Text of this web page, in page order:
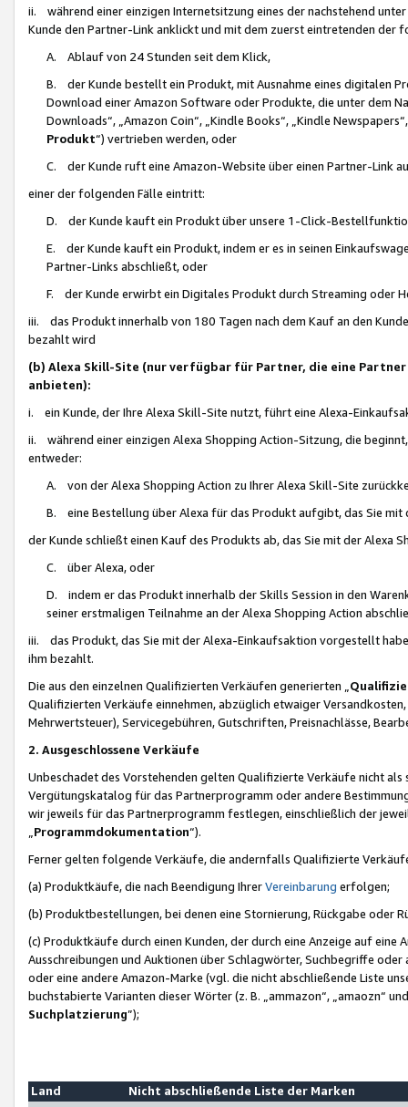
ii. während einer einzigen Internetsitzung eines der nachstehend
Kunde den Partner-Link anklickt und mit dem zuerst eintretenden der
A. Ablauf von 24 Stunden seit dem Klick,
B. der Kunde bestellt ein Produkt, mit Ausnahme eines digitalen
Download einer Amazon Software oder Produkte, die unter dem
Downloads“, „Amazon Coin“, „Kindle Books“, „Kindle
Produkt“) vertrieben werden, oder
C. der Kunde ruft eine Amazon-Website über einen Partner-Link
einer der folgenden Fälle eintritt:
D. der Kunde kauft ein Produkt über unsere 1-Click-
E. der Kunde kauft ein Produkt, indem er es in seinen
Partner-Links abschließt, oder
F. der Kunde erwirbt ein Digitales Produkt durch Streaming oder
iii. das Produkt innerhalb von 180 Tagen nach dem Kauf an den
bezahlt wird
(b) Alexa Skill-Site (nur verfügbar für Partner, die eine
anbieten):
i. ein Kunde, der Ihre Alexa Skill-Site nutzt, führt eine Alexa-
ii. während einer einzigen Alexa Shopping Action-Sitzung, die
entweder:
A. von der Alexa Shopping Action zu Ihrer Alexa Skill-Site
B. eine Bestellung über Alexa für das Produkt aufgibt, das Sie mit
der Kunde schließt einen Kauf des Produkts ab, das Sie mit der Alexa
C. über Alexa, oder
D. indem er das Produkt innerhalb der Skills Session in den
seiner erstmaligen Teilnahme an der Alexa Shopping Action
iii. das Produkt, das Sie mit der Alexa-Einkaufsaktion vorgestellt
ihm bezahlt.
Die aus den einzelnen Qualifizierten Verkäufen generierten „
Qualifizierten Verkäufe einnehmen, abzüglich etwaiger
Mehrwertsteuer), Servicegebühren, Gutschriften, Preisnachlässe,
2. Ausgeschlossene Verkäufe
Unbeschadet des Vorstehenden gelten Qualifizierte Verkäufe nicht
Vergütungskatalog für das Partnerprogramm oder andere
wir jeweils für das Partnerprogramm festlegen, einschließlich der
Programmdokumentation“).
Ferner gelten folgende Verkäufe, die andernfalls Qualifizierte
(a) Produktkäufe, die nach Beendigung IhrerVereinbarung erfolgen;
(b) Produktbestellungen, bei denen eine Stornierung, Rückgabe oder
(c) Produktkäufe durch einen Kunden, der durch eine Anzeige auf
Ausschreibungen und Auktionen über Schlagwörter, Suchbegriffe
oder eine andere Amazon-Marke (vgl. die nicht abschließende Liste
buchstabierte Varianten dieser Wörter (z. B. „ammazon“, „amaozn“
Suchplatzierung”);
Land
Nicht abschließende Liste der Marken